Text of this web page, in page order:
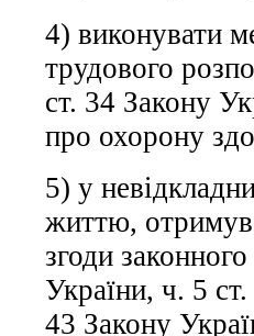
4) виконувати
трудового
ст. 34 Закону
про охорону
5) у
життю,
згоди
України, ч. 5
43 Закону